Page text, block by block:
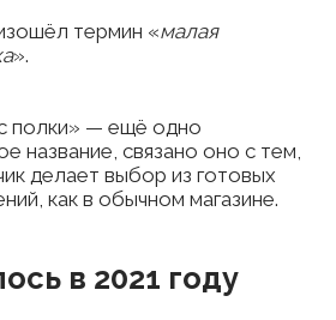
термин «малая
».
полки» — ещё одно
название, связано оно с тем,
делает выбор из готовых
как в обычном магазине.
в 2021 году